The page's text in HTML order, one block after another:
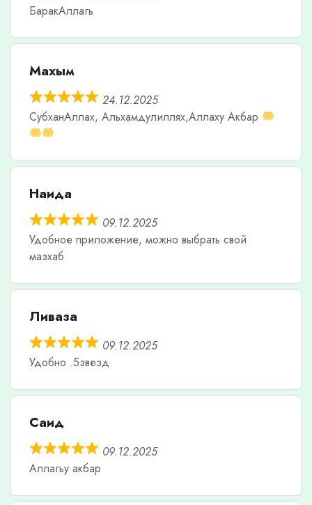
БаракАллагь
Махым
24.12.2025
СубханАллах, Альхамдулиллях,Аллаху Акбар
Наида
09.12.2025
Удобное приложение, можно выбрать свой
мазхаб
Ливаза
09.12.2025
Удобно .5звезд
Саид
09.12.2025
Аллагьу акбар